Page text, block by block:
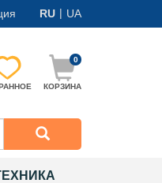
RU | UA
0
КОРЗИНА